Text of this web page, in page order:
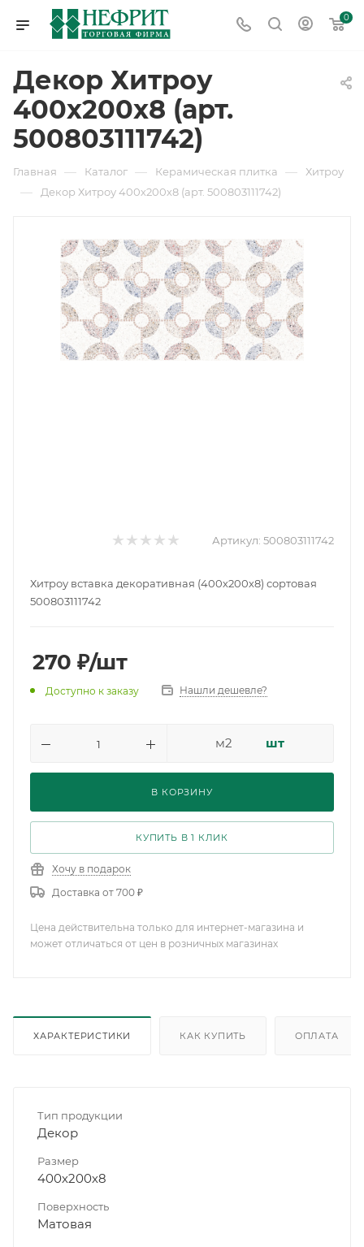
0
Декор Хитроу
400х200х8 (арт.
500803111742)
Главная — Каталог — Керамическая плитка — Хитроу
— Декор Хитроу 400х200х8 (арт. 500803111742)
Артикул: 500803111742
Хитроу вставка декоративная (400х200х8) сортовая
500803111742
270 ₽/шт
Доступно к заказу Нашли дешевле?
м2 шт
В КОРЗИНУ
КУПИТЬ В 1 КЛИК
Хочу в подарок
Доставка от 700 ₽
Цена действительна только для интернет-магазина и
может отличаться от цен в розничных магазинах
ХАРАКТЕРИСТИКИ КАК КУПИТЬ ОПЛАТА
Тип продукции
Декор
Размер
400х200х8
Поверхность
Матовая